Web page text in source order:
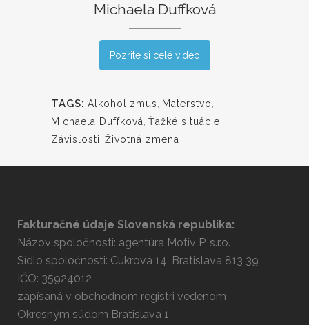
Michaela Duffková
Pozrite si celé video
TAGS: Alkoholizmus Materstvo
Michaela Duffková Ťažké situácie
Závislosti Životná zmena
Fakturačné údaje Slovenská republika:
Názov spoločnosti: agentúra Motiv P, s.r.o.
Sídlo spoločnosti: Cukrová 14, Bratislava 813 39
IČO: 35924012
zapísaná v obchodnom registri vedenom
Okresným súdom Bratislava 1,